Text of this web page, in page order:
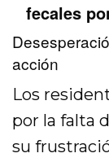
fecales
acción
Los
por la falta
su